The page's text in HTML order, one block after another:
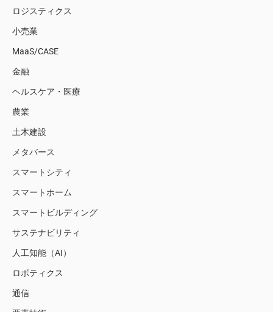
ロジスティクス
小売業
MaaS/CASE
金融
ヘルスケア・医療
農業
土木建設
メタバース
スマートシティ
スマートホーム
スマートビルディング
サステナビリティ
人工知能（AI）
ロボティクス
通信